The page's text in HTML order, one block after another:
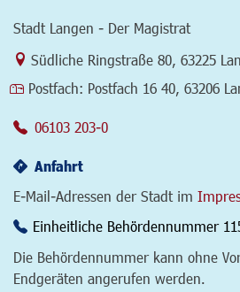
Stadt Langen - Der Magistrat
Link zur Google-Maps Navigation
Südliche Ringstraße 80 63225
Postfach: Postfach 16 40, 63206
06103 203-0
Anfahrt
E-Mail-Adressen der Stadt im
Einheitliche Behördennummer
Die Behördennummer kann ohne
Endgeräten angerufen werden.